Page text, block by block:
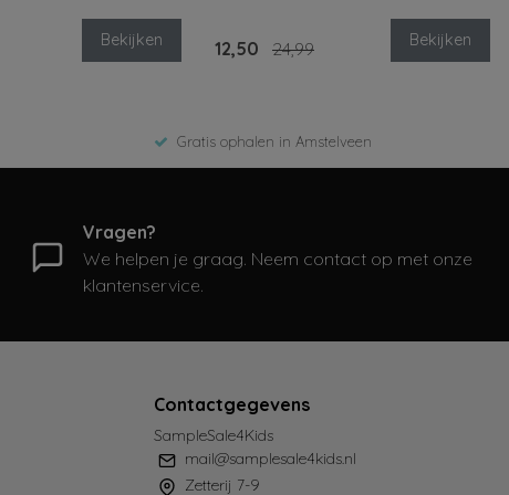
Bekijken 12,50 24,99 Bekijken
Gratis ophalen in Amstelveen
Vragen?
We helpen je graag. Neem contact op met onze
klantenservice.
Contactgegevens
SampleSale4Kids
mail@samplesale4kids.nl
Zetterij 7-9